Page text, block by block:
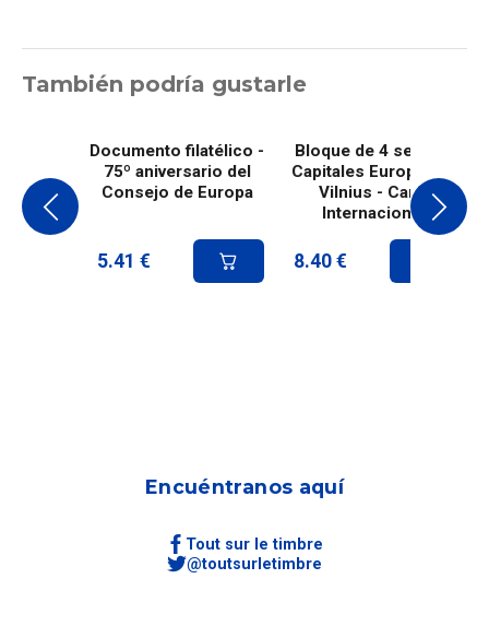
También podría gustarle
Documento filatélico -
75º aniversario del
Consejo de Europa
5.41 €
Bloque de 4 sellos -
Capitales Europeas -
Vilnius - Carta
Internacional
8.40 €
Encuéntranos aquí
Tout sur le timbre
@toutsurletimbre